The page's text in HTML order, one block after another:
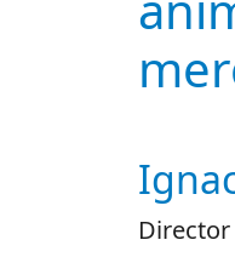
Autor/